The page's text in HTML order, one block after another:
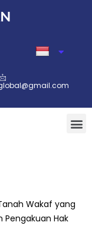
Wakaf yang
Pengakuan Hak